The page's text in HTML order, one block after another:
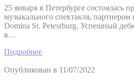
25 января в Петербурге состоялась
музыкального спектакля,
Domina St. Petesrburg. Успешный
в…
Подробнее
Опубликован в 11/07/2022